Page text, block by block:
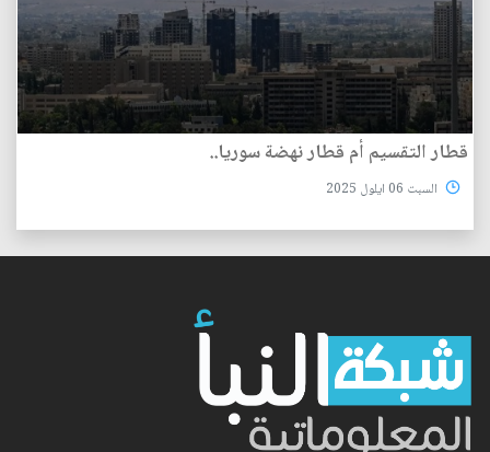
قطار التقسيم أم قطار نهضة سوريا..
السبت 06 ايلول 2025